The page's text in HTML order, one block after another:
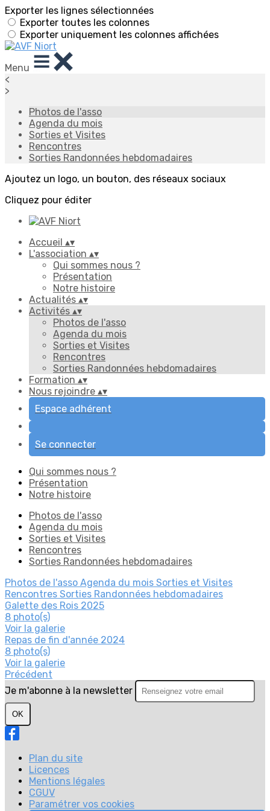
Exporter les lignes sélectionnées
Exporter toutes les colonnes
Exporter uniquement les colonnes affichées
Menu
<
>
Photos de l'asso
Agenda du mois
Sorties et Visites
Rencontres
Sorties Randonnées hebdomadaires
Ajoutez un logo, un bouton, des réseaux sociaux
Cliquez pour éditer
Accueil ▴▾
L'association ▴▾
Qui sommes nous ?
Présentation
Notre histoire
Actualités ▴▾
Activités ▴▾
Photos de l'asso
Agenda du mois
Sorties et Visites
Rencontres
Sorties Randonnées hebdomadaires
Formation ▴▾
Nous rejoindre ▴▾
Espace adhérent
Se connecter
Qui sommes nous ?
Présentation
Notre histoire
Photos de l'asso
Agenda du mois
Sorties et Visites
Rencontres
Sorties Randonnées hebdomadaires
Photos de l'asso Agenda du mois Sorties et Visites
Rencontres Sorties Randonnées hebdomadaires
Galette des Rois 2025
8 photo(s)
Voir la galerie
Repas de fin d'année 2024
8 photo(s)
Voir la galerie
Précédent
Je m'abonne à la newsletter
OK
Plan du site
Licences
Mentions légales
CGUV
Paramétrer vos cookies